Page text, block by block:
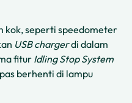
kok, seperti speedometer
USB chargerdi dalam
fitur Idling Stop System
berhenti di lampu